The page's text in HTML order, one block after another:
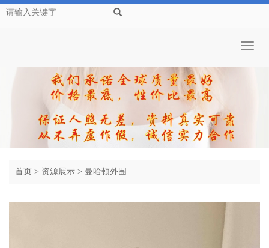
首页 > 资源展示 > 曼哈顿外围